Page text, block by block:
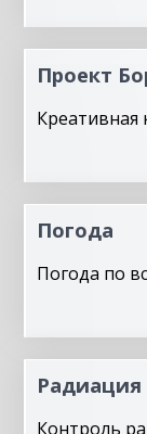
Проект
Креативная
Погода
Погода по
Радиация
Контроль